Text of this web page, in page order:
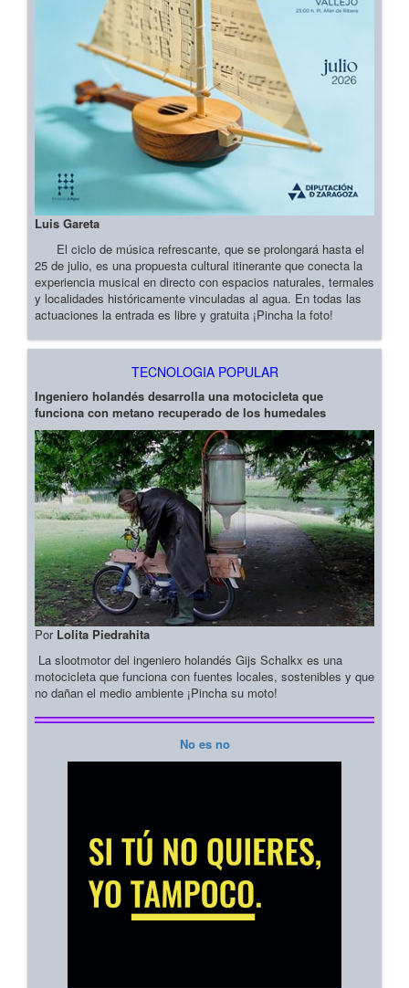
Luis Gareta
El ciclo de música refrescante, que se prolongará hasta el
25 de julio, es una propuesta cultural itinerante que conecta la
experiencia musical en directo con espacios naturales, termales
y localidades históricamente vinculadas al agua. En todas las
actuaciones la entrada es libre y gratuita ¡Pincha la foto!
TECNOLOGIA POPULAR
Ingeniero holandés desarrolla una motocicleta que
funciona con metano recuperado de los humedales
Por Lolita Piedrahita
La slootmotor del ingeniero holandés Gijs Schalkx es una
motocicleta que funciona con fuentes locales, sostenibles y que
no dañan el medio ambiente ¡Pincha su moto!
No es no